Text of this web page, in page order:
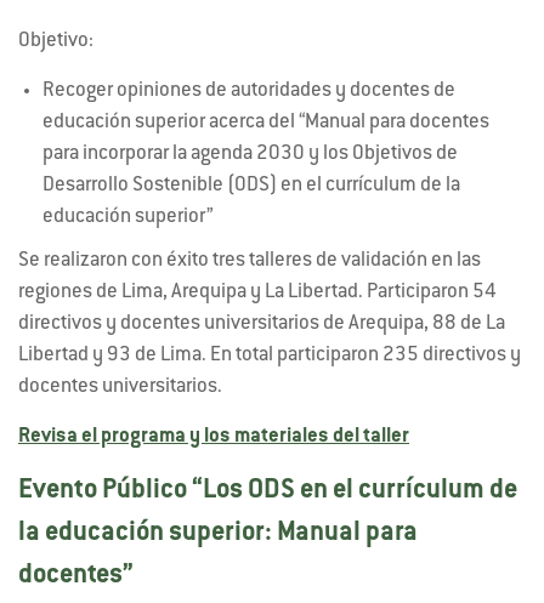
Objetivo:
Recoger opiniones de autoridades y docentes de
educación superior acerca del “Manual para docentes
para incorporar la agenda 2030 y los Objetivos de
Desarrollo Sostenible (ODS) en el currículum de la
educación superior”
Se realizaron con éxito tres talleres de validación en las
regiones de Lima, Arequipa y La Libertad. Participaron 54
directivos y docentes universitarios de Arequipa, 88 de La
Libertad y 93 de Lima. En total participaron 235 directivos y
docentes universitarios.
Revisa el programa y los materiales del taller
Evento Público “Los ODS en el currículum de
la educación superior: Manual para
docentes”